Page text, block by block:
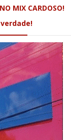
MIX CARDOSO!